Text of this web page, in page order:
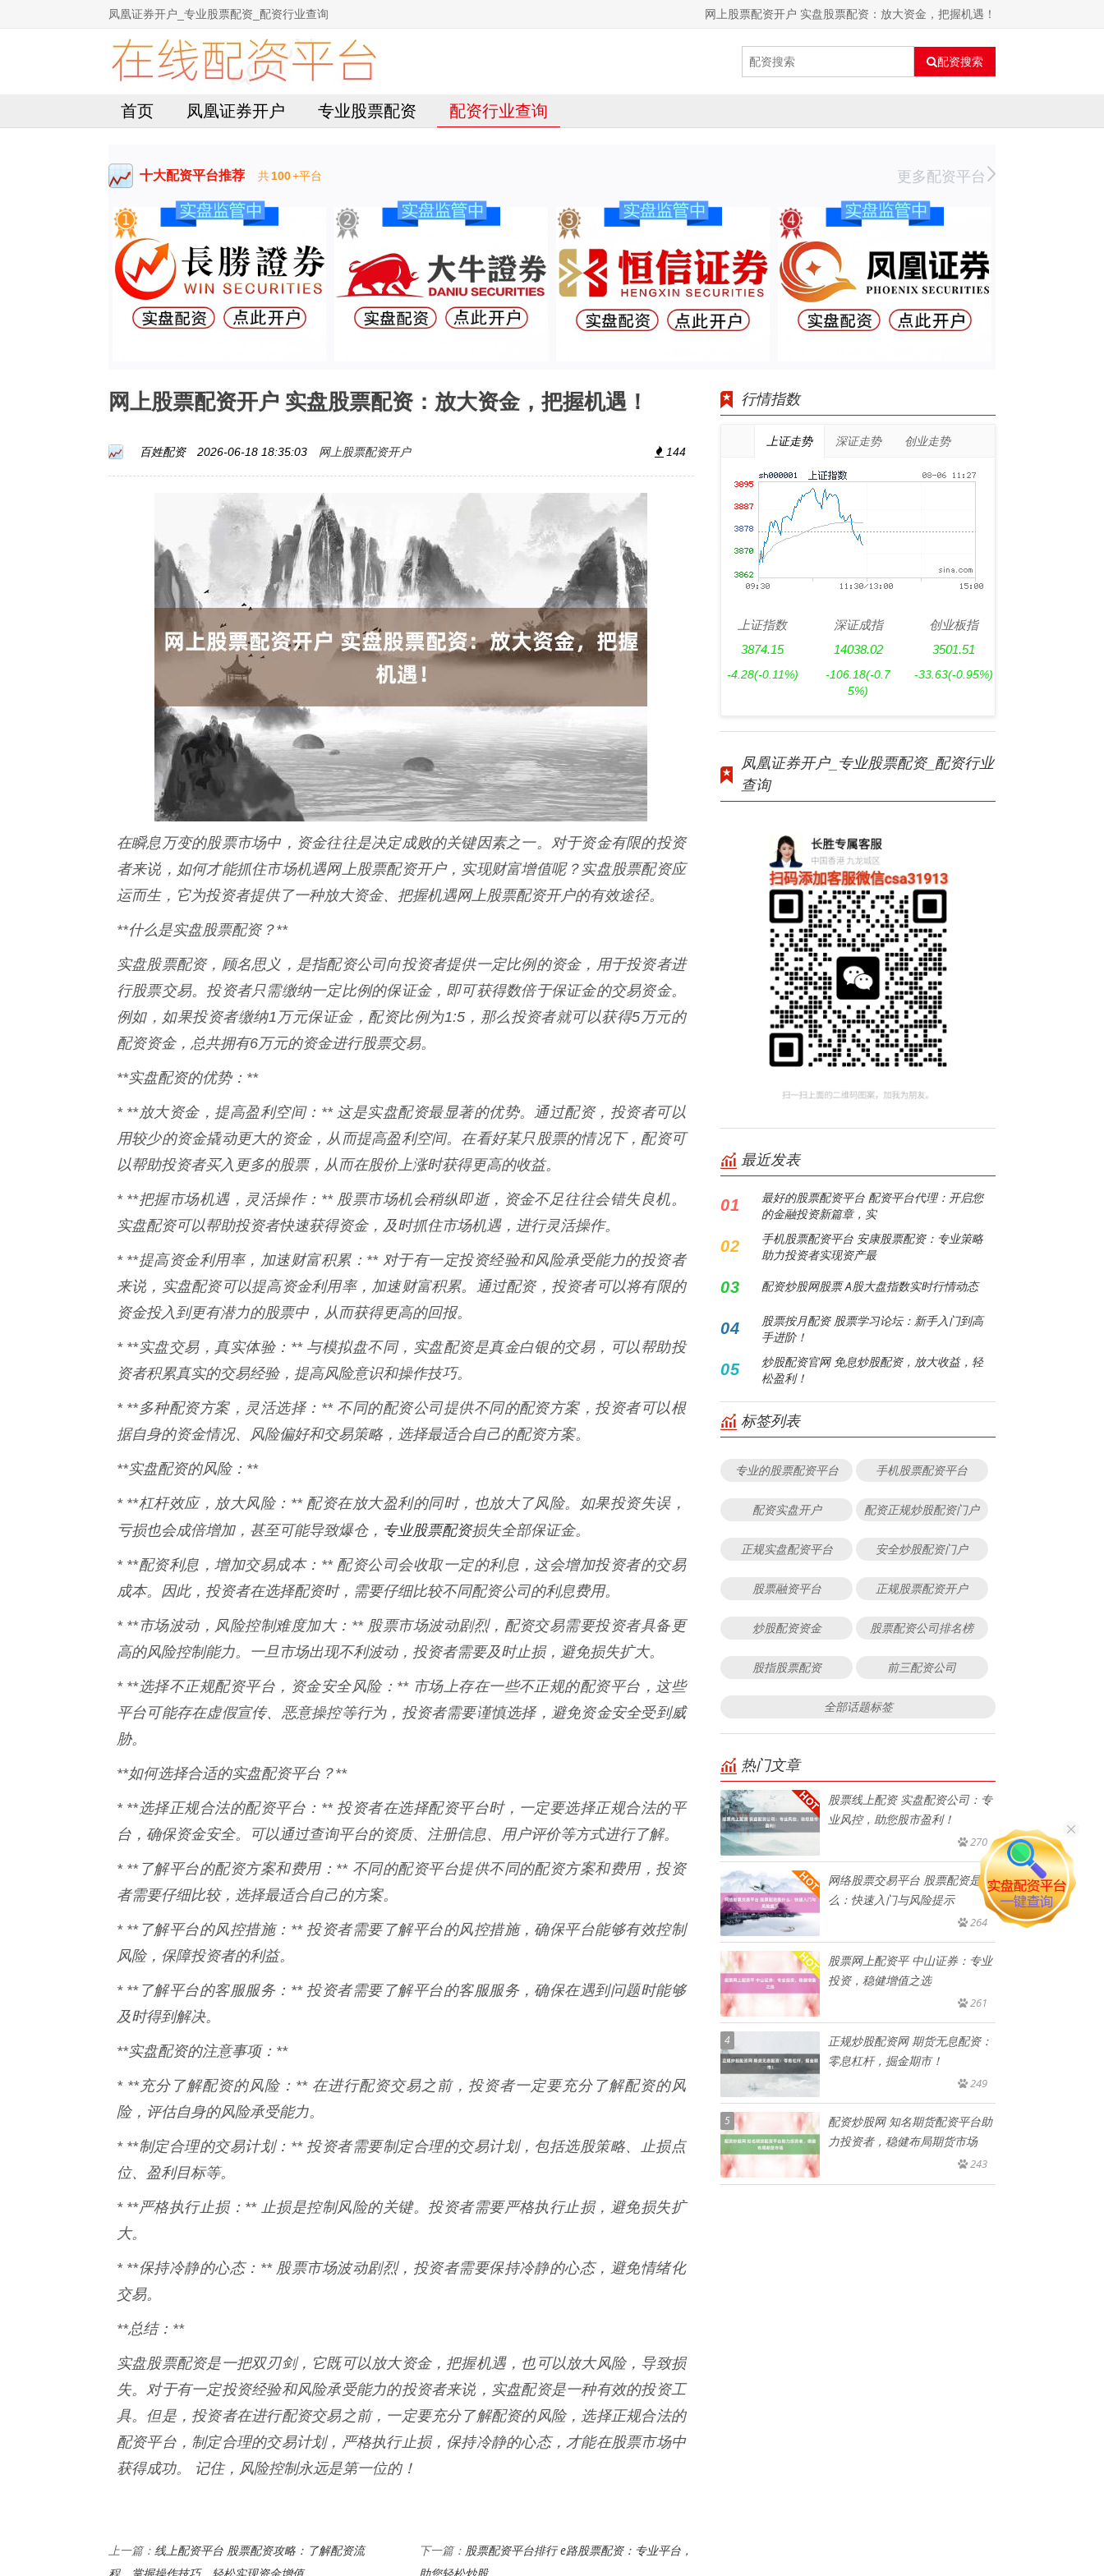
凤凰证券开户_专业股票配资_配资行业查询 网上股票配资开户 实盘股票配资：放大资金，把握机遇！
配资搜索
首页 凤凰证券开户 专业股票配资 配资行业查询
十大配资平台推荐 共100+平台 更多配资平台
网上股票配资开户 实盘股票配资：放大资金，把握机遇！
百姓配资 2026-06-18 18:35:03 网上股票配资开户 144
在瞬息万变的股票市场中，资金往往是决定成败的关键因素之一。对于资金有限的投资
者来说，如何才能抓住市场机遇网上股票配资开户，实现财富增值呢？实盘股票配资应
运而生，它为投资者提供了一种放大资金、把握机遇网上股票配资开户的有效途径。
**什么是实盘股票配资？**
实盘股票配资，顾名思义，是指配资公司向投资者提供一定比例的资金，用于投资者进
行股票交易。投资者只需缴纳一定比例的保证金，即可获得数倍于保证金的交易资金。
例如，如果投资者缴纳1万元保证金，配资比例为1:5，那么投资者就可以获得5万元的
配资资金，总共拥有6万元的资金进行股票交易。
**实盘配资的优势：**
* **放大资金，提高盈利空间：** 这是实盘配资最显著的优势。通过配资，投资者可以
用较少的资金撬动更大的资金，从而提高盈利空间。在看好某只股票的情况下，配资可
以帮助投资者买入更多的股票，从而在股价上涨时获得更高的收益。
* **把握市场机遇，灵活操作：** 股票市场机会稍纵即逝，资金不足往往会错失良机。
实盘配资可以帮助投资者快速获得资金，及时抓住市场机遇，进行灵活操作。
* **提高资金利用率，加速财富积累：** 对于有一定投资经验和风险承受能力的投资者
来说，实盘配资可以提高资金利用率，加速财富积累。通过配资，投资者可以将有限的
资金投入到更有潜力的股票中，从而获得更高的回报。
* **实盘交易，真实体验：** 与模拟盘不同，实盘配资是真金白银的交易，可以帮助投
资者积累真实的交易经验，提高风险意识和操作技巧。
* **多种配资方案，灵活选择：** 不同的配资公司提供不同的配资方案，投资者可以根
据自身的资金情况、风险偏好和交易策略，选择最适合自己的配资方案。
**实盘配资的风险：**
* **杠杆效应，放大风险：** 配资在放大盈利的同时，也放大了风险。如果投资失误，
亏损也会成倍增加，甚至可能导致爆仓， 专业股票配资损失全部保证金。
* **配资利息，增加交易成本：** 配资公司会收取一定的利息，这会增加投资者的交易
成本。因此，投资者在选择配资时，需要仔细比较不同配资公司的利息费用。
* **市场波动，风险控制难度加大：** 股票市场波动剧烈，配资交易需要投资者具备更
高的风险控制能力。一旦市场出现不利波动，投资者需要及时止损，避免损失扩大。
* **选择不正规配资平台，资金安全风险：** 市场上存在一些不正规的配资平台，这些
平台可能存在虚假宣传、恶意操控等行为，投资者需要谨慎选择，避免资金安全受到威
胁。
**如何选择合适的实盘配资平台？**
* **选择正规合法的配资平台：** 投资者在选择配资平台时，一定要选择正规合法的平
台，确保资金安全。可以通过查询平台的资质、注册信息、用户评价等方式进行了解。
* **了解平台的配资方案和费用：** 不同的配资平台提供不同的配资方案和费用，投资
者需要仔细比较，选择最适合自己的方案。
* **了解平台的风控措施：** 投资者需要了解平台的风控措施，确保平台能够有效控制
风险，保障投资者的利益。
* **了解平台的客服服务：** 投资者需要了解平台的客服服务，确保在遇到问题时能够
及时得到解决。
**实盘配资的注意事项：**
* **充分了解配资的风险：** 在进行配资交易之前，投资者一定要充分了解配资的风
险，评估自身的风险承受能力。
* **制定合理的交易计划：** 投资者需要制定合理的交易计划，包括选股策略、止损点
位、盈利目标等。
* **严格执行止损：** 止损是控制风险的关键。投资者需要严格执行止损，避免损失扩
大。
* **保持冷静的心态：** 股票市场波动剧烈，投资者需要保持冷静的心态，避免情绪化
交易。
**总结：**
实盘股票配资是一把双刃剑，它既可以放大资金，把握机遇，也可以放大风险，导致损
失。对于有一定投资经验和风险承受能力的投资者来说，实盘配资是一种有效的投资工
具。但是，投资者在进行配资交易之前，一定要充分了解配资的风险，选择正规合法的
配资平台，制定合理的交易计划，严格执行止损，保持冷静的心态，才能在股票市场中
获得成功。 记住，风险控制永远是第一位的！
上一篇： 线上配资平台 股票配资攻略：了解配资流
下一篇： 股票配资平台排行 e路股票配资：专业平台，
行情指数
上证走势 深证走势 创业走势
上证指数
3874.15
-4.28(-0.11%)
深证成指
14038.02
-106.18(-0.7
5%)
创业板指
3501.51
-33.63(-0.95%)
凤凰证券开户_专业股票配资_配资行业
查询
最近发表
01
最好的股票配资平台 配资平台代理：开启您
的金融投资新篇章，实
02
手机股票配资平台 安康股票配资：专业策略
助力投资者实现资产最
03 配资炒股网股票 A股大盘指数实时行情动态
04
股票按月配资 股票学习论坛：新手入门到高
手进阶！
05
炒股配资官网 免息炒股配资，放大收益，轻
松盈利！
标签列表
专业的股票配资平台 手机股票配资平台
配资实盘开户 配资正规炒股配资门户
正规实盘配资平台 安全炒股配资门户
股票融资平台 正规股票配资开户
炒股配资资金 股票配资公司排名榜
股指股票配资 前三配资公司
全部话题标签
热门文章
股票线上配资 实盘配资公司：专
业风控，助您股市盈利！
270
网络股票交易平台 股票配资是什
么：快速入门与风险提示
264
股票网上配资平 中山证券：专业
投资，稳健增值之选
261
4
正规炒股配资网 期货无息配资：
零息杠杆，掘金期市！
249
5
配资炒股网 知名期货配资平台助
力投资者，稳健布局期货市场
243